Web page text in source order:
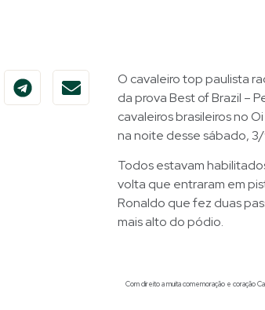
O cavaleiro top paulista
da prova Best of Brazil –
cavaleiros brasileiros no
na noite desse sábado,
Todos estavam
volta que entraram em
Ronaldo que fez duas
mais alto do pódio.
Com direito a muita comemoração e coração